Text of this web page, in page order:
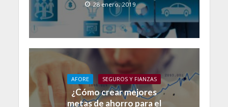
28 enero, 2019
AFORE SEGUROS Y FIANZAS
¿Cómo crear mejores
metas de ahorro para el